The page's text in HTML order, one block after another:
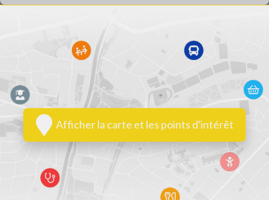
Afficher la carte et les points d'intérêt